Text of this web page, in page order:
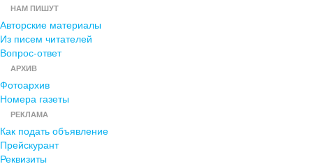
НАМ ПИШУТ
Авторские материалы
Из писем читателей
Вопрос-ответ
АРХИВ
Фотоархив
Номера газеты
РЕКЛАМА
Как подать объявление
Прейскурант
Реквизиты